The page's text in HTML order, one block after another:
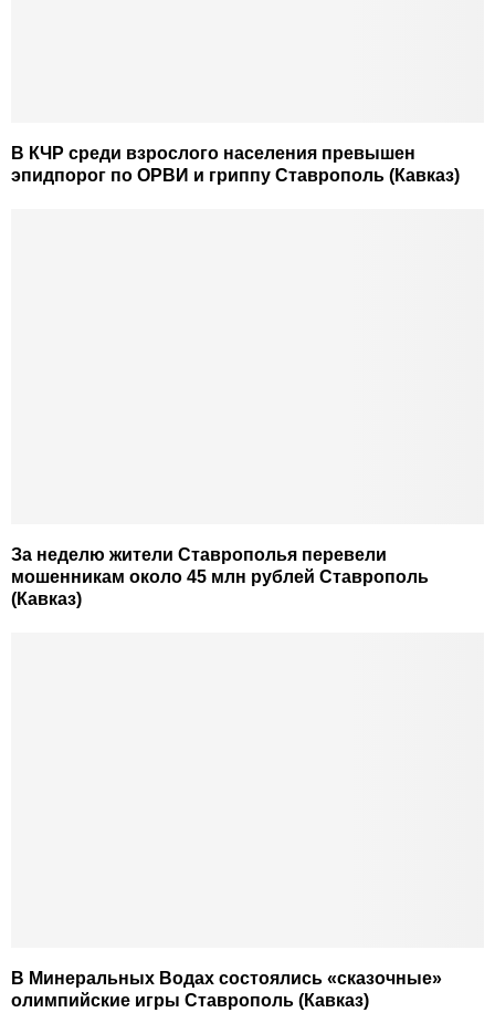
В КЧР среди взрослого населения превышен
эпидпорог по ОРВИ и гриппу Ставрополь (Кавказ)
За неделю жители Ставрополья перевели
мошенникам около 45 млн рублей Ставрополь
(Кавказ)
В Минеральных Водах состоялись «сказочные»
олимпийские игры Ставрополь (Кавказ)